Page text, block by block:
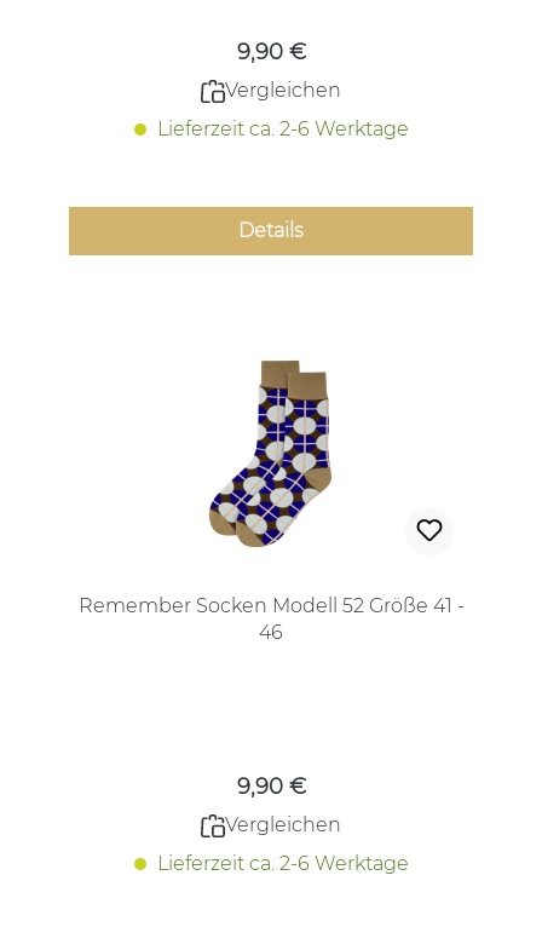
9,90 €
Vergleichen
Lieferzeit ca. 2-6 Werktage
Details
Remember Socken Modell 52 Größe 41 -
46
9,90 €
Vergleichen
Lieferzeit ca. 2-6 Werktage